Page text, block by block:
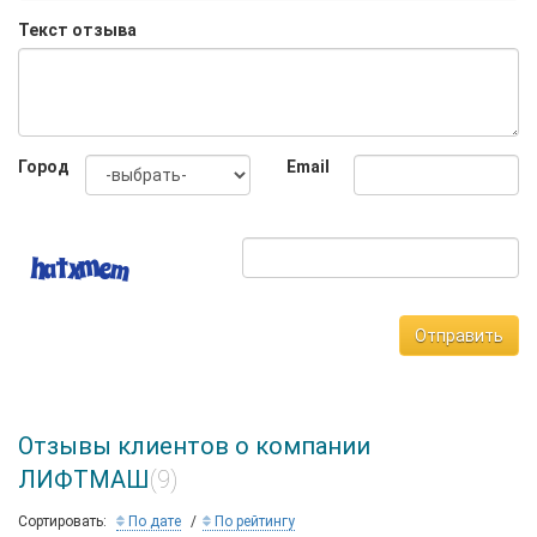
Текст отзыва
Город Email
Отправить
Отзывы клиентов о компании
ЛИФТМАШ(9)
Сортировать: По дате По рейтингу